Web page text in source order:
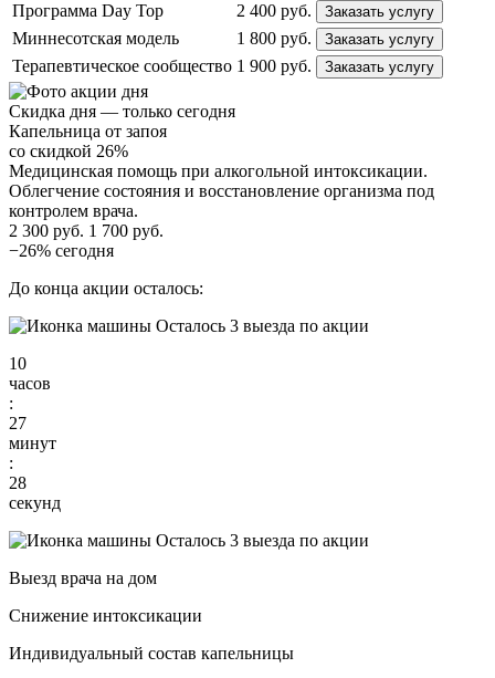
Программа Day Top 2 400 руб. Заказать услугу
Миннесотская модель 1 800 руб. Заказать услугу
Терапевтическое сообщество 1 900 руб. Заказать услугу
Скидка дня — только сегодня
Капельница от запоя
со скидкой 26%
Медицинская помощь при алкогольной интоксикации.
Облегчение состояния и восстановление организма под
контролем врача.
2 300 руб. 1 700 руб.
−26% сегодня
До конца акции осталось:
Осталось 3 выезда по акции
10
часов
:
27
минут
:
26
секунд
Осталось 3 выезда по акции
Выезд врача на дом
Снижение интоксикации
Индивидуальный состав капельницы